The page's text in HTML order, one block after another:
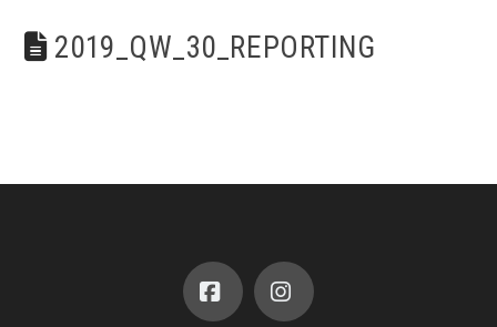
2019_QW_30_REPORTING